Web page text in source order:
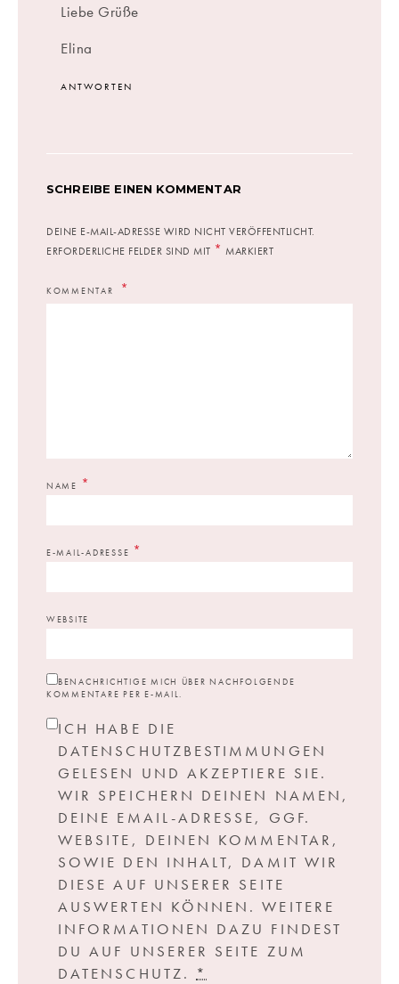
Liebe Grüße
Elina
ANTWORTEN
SCHREIBE EINEN KOMMENTAR
DEINE E-MAIL-ADRESSE WIRD NICHT VERÖFFENTLICHT.
ERFORDERLICHE FELDER SIND MIT * MARKIERT
KOMMENTAR
NAME *
E-MAIL-ADRESSE *
WEBSITE
BENACHRICHTIGE MICH ÜBER NACHFOLGENDE
KOMMENTARE PER E-MAIL.
ICH HABE DIE
DATENSCHUTZBESTIMMUNGEN
GELESEN UND AKZEPTIERE SIE.
WIR SPEICHERN DEINEN NAMEN,
DEINE EMAIL-ADRESSE, GGF.
WEBSITE, DEINEN KOMMENTAR,
SOWIE DEN INHALT, DAMIT WIR
DIESE AUF UNSERER SEITE
AUSWERTEN KÖNNEN. WEITERE
INFORMATIONEN DAZU FINDEST
DU AUF UNSERER SEITE ZUM
DATENSCHUTZ. *